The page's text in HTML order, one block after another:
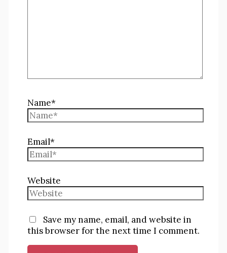
Name*
Email*
Website
Save my name, email, and website in
this browser for the next time I comment.